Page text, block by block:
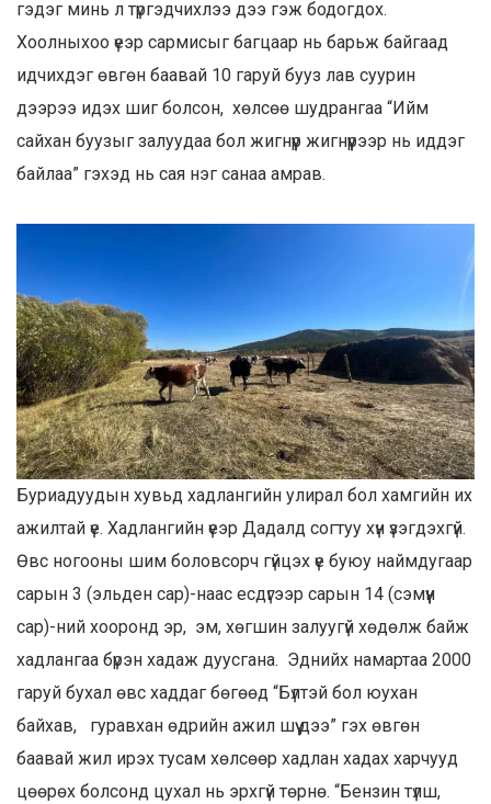
гэдэг минь л түргэдчихлээ дээ гэж бодогдох.
Хоолныхоо үеэр сармисыг багцаар нь барьж байгаад
идчихдэг өвгөн баавай 10 гаруй бууз лав суурин
дээрээ идэх шиг болсон, хөлсөө шудрангаа “Ийм
сайхан буузыг залуудаа бол жигнүүр жигнүүрээр нь иддэг
байлаа” гэхэд нь сая нэг санаа амрав.
Буриадуудын хувьд хадлангийн улирал бол хамгийн их
ажилтай үе. Хадлангийн үеэр Дадалд согтуу хүн үзэгдэхгүй.
Өвс ногооны шим боловсорч гүйцэх үе буюу наймдугаар
сарын 3 (эльден сар)-наас есдүгээр сарын 14 (сэмүүн
сар)-ний хооронд эр, эм, хөгшин залуугүй хөдөлж байж
хадлангаа бүрэн хадаж дуусгана. Эднийх намартаа 2000
гаруй бухал өвс хаддаг бөгөөд “Бүлтэй бол юухан
байхав, гуравхан өдрийн ажил шүү дээ” гэх өвгөн
баавай жил ирэх тусам хөлсөөр хадлан хадах харчууд
цөөрөх болсонд цухал нь эрхгүй төрнө. “Бензин түлш,